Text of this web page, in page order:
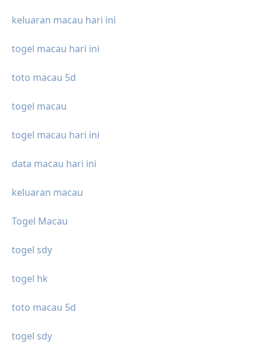
keluaran macau hari ini
togel macau hari ini
toto macau 5d
togel macau
togel macau hari ini
data macau hari ini
keluaran macau
Togel Macau
togel sdy
togel hk
toto macau 5d
togel sdy